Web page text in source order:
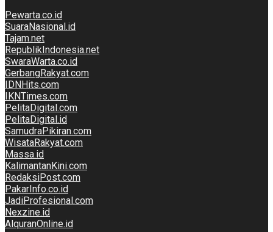
Pewarta.co.id
SuaraNasional.id
Tajam.net
RepublikIndonesia.net
SwaraWarta.co.id
GerbangRakyat.com
IDNHits.com
IKNTimes.com
PelitaDigital.com
PelitaDigital.id
SamudraPikiran.com
WisataRakyat.com
Massa.id
KalimantanKini.com
RedaksiPost.com
PakarInfo.co.id
JadiProfesional.com
Nexzine.id
AlquranOnline.id